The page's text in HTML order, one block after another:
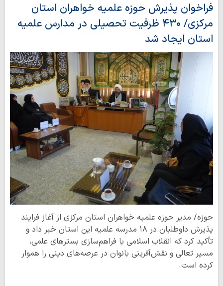
فراخوان پذیرش حوزه‌ علمیه خواهران استان
مرکزی/ ۴۳۰ ظرفیت تحصیلی در مدارس علمیه
استان ایجاد شد
حوزه/ مدیر حوزه علمیه خواهران استان مرکزی از آغاز فرایند
پذیرش داوطلبان در ۱۸ مدرسه علمیه این استان خبر داد و
تأکید کرد که انقلاب اسلامی با فراهم‌سازی بسترهای علمی،
مسیر تعالی و نقش‌آفرینی بانوان در عرصه‌های دینی را هموار
کرده است.